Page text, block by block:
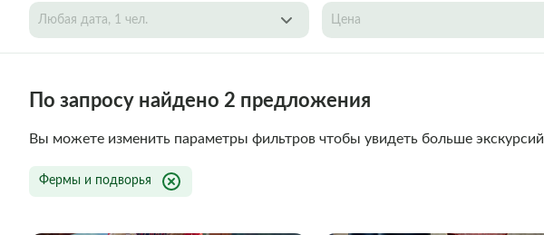
Любая дата, 1 чел. Цена
По запросу найдено 2 предложения
Вы можете изменить параметры фильтров чтобы увидеть больше экскурсий
Фермы и подворья